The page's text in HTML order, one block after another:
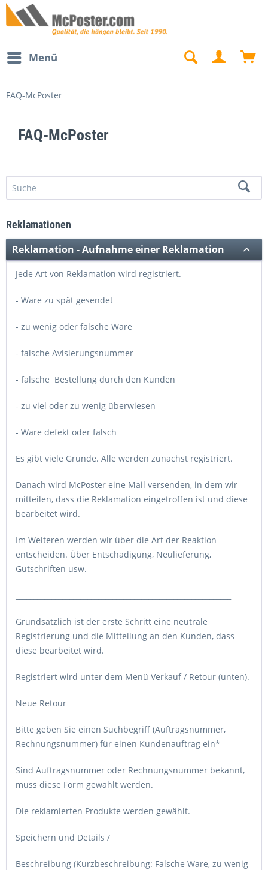
Menü
FAQ-McPoster
FAQ-McPoster
Reklamationen
Reklamation - Aufnahme einer Reklamation
Jede Art von Reklamation wird registriert.
- Ware zu spät gesendet
- zu wenig oder falsche Ware
- falsche Avisierungsnummer
- falsche Bestellung durch den Kunden
- zu viel oder zu wenig überwiesen
- Ware defekt oder falsch
Es gibt viele Gründe. Alle werden zunächst registriert.
Danach wird McPoster eine Mail versenden, in dem wir
mitteilen, dass die Reklamation eingetroffen ist und diese
bearbeitet wird.
Im Weiteren werden wir über die Art der Reaktion
entscheiden. Über Entschädigung, Neulieferung,
Gutschriften usw.
Grundsätzlich ist der erste Schritt eine neutrale
Registrierung und die Mitteilung an den Kunden, dass
diese bearbeitet wird.
Registriert wird unter dem Menü Verkauf / Retour (unten).
Neue Retour
Bitte geben Sie einen Suchbegriff (Auftragsnummer,
Rechnungsnummer) für einen Kundenauftrag ein*
Sind Auftragsnummer oder Rechnungsnummer bekannt,
muss diese Form gewählt werden.
Die reklamierten Produkte werden gewählt.
Speichern und Details /
Beschreibung (Kurzbeschreibung: Falsche Ware, zu wenig